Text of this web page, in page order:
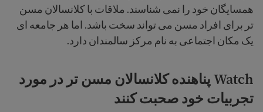
همسایگان خود را نمی شناسند. ملاقات با کلانسالان مسن
تر برای افراد مسن می تواند سخت باشد. اما هر جامعه ای
یک مکان اجتماعی به نام مرکز سالمندان دارد.
Watch پناهنده کلانسالان مسن تر در مورد
تجربیات خود صحبت کنند